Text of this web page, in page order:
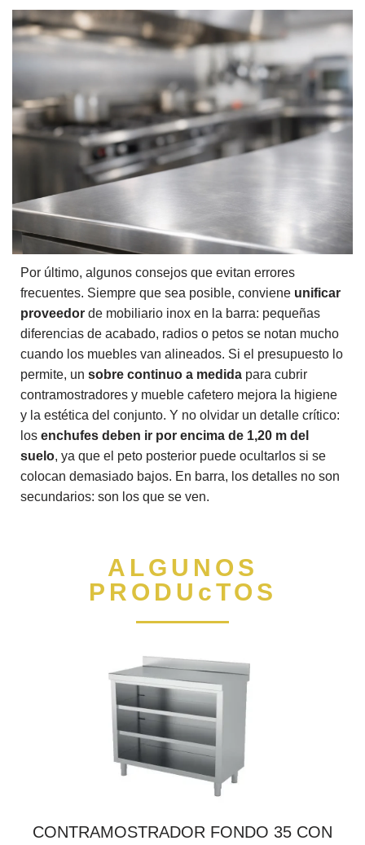
Por último, algunos consejos que evitan errores
frecuentes. Siempre que sea posible, conviene unificar
proveedor de mobiliario inox en la barra: pequeñas
diferencias de acabado, radios o petos se notan mucho
cuando los muebles van alineados. Si el presupuesto lo
permite, un sobre continuo a medida para cubrir
contramostradores y mueble cafetero mejora la higiene
y la estética del conjunto. Y no olvidar un detalle crítico:
los enchufes deben ir por encima de 1,20 m del
suelo, ya que el peto posterior puede ocultarlos si se
colocan demasiado bajos. En barra, los detalles no son
secundarios: son los que se ven.
ALGUNOS
PRODUcTOS
CONTRAMOSTRADOR FONDO 35 CON